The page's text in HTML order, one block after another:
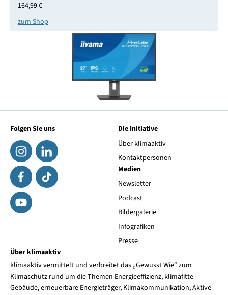
164,99 €
zum Shop
Folgen Sie uns
Die Initiative
Über klimaaktiv
Kontaktpersonen
Medien
Newsletter
Podcast
Bildergalerie
Infografiken
Presse
Über klimaaktiv
klimaaktiv vermittelt und verbreitet das „Gewusst Wie“ zum
Klimaschutz rund um die Themen Energieeffizienz, klimafitte
Gebäude, erneuerbare Energieträger, Klimakommunikation, Aktive